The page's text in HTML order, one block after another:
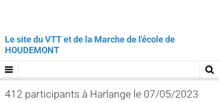
Le site du VTT et de la Marche de l'école de
HOUDEMONT
412 participants à Harlange le 07/05/2023